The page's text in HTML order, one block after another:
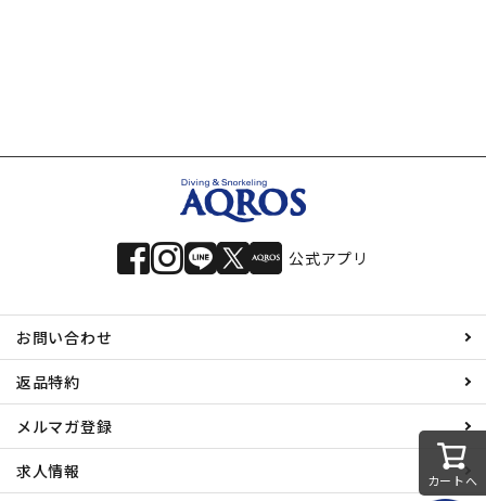
カートへ
公式アプリ
お問い合わせ
返品特約
メルマガ登録
求人情報